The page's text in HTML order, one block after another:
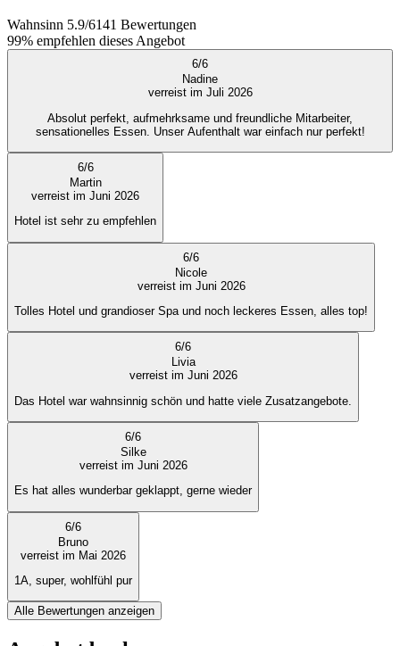
Wahnsinn 5.9/6141 Bewertungen
99% empfehlen dieses Angebot
6/6
Nadine
verreist im Juli 2026
Absolut perfekt, aufmehrksame und freundliche Mitarbeiter,
sensationelles Essen. Unser Aufenthalt war einfach nur perfekt!
6/6
Martin
verreist im Juni 2026
Hotel ist sehr zu empfehlen
6/6
Nicole
verreist im Juni 2026
Tolles Hotel und grandioser Spa und noch leckeres Essen, alles top!
6/6
Livia
verreist im Juni 2026
Das Hotel war wahnsinnig schön und hatte viele Zusatzangebote.
6/6
Silke
verreist im Juni 2026
Es hat alles wunderbar geklappt, gerne wieder
6/6
Bruno
verreist im Mai 2026
1A, super, wohlfühl pur
Alle Bewertungen anzeigen